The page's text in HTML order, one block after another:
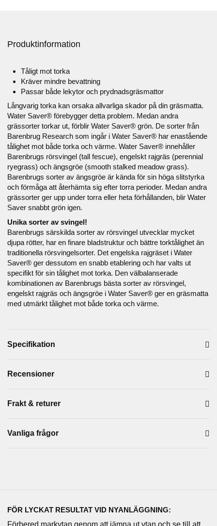
Produktinformation
Tåligt mot torka
Kräver mindre bevattning
Passar både lekytor och prydnadsgräsmattor
Långvarig torka kan orsaka allvarliga skador på din gräsmatta.
Water Saver® förebygger detta problem. Medan andra
grässorter torkar ut, förblir Water Saver® grön. De sorter från
Barenbrug Research som ingår i Water Saver® har enastående
tålighet mot både torka och värme. Water Saver® innehåller
Barenbrugs rörsvingel (tall fescue), engelskt rajgräs (perennial
ryegrass) och ängsgröe (smooth stalked meadow grass).
Barenbrugs sorter av ängsgröe är kända för sin höga slitstyrka
och förmåga att återhämta sig efter torra perioder. Medan andra
grässorter ger upp under torra eller heta förhållanden, blir Water
Saver snabbt grön igen.
Unika sorter av svingel!
Barenbrugs särskilda sorter av rörsvingel utvecklar mycket
djupa rötter, har en finare bladstruktur och bättre torktålighet än
traditionella rörsvingelsorter. Det engelska rajgräset i Water
Saver® ger dessutom en snabb etablering och har valts ut
specifikt för sin tålighet mot torka. Den välbalanserade
kombinationen av Barenbrugs bästa sorter av rörsvingel,
engelskt rajgräs och ängsgröe i Water Saver® ger en gräsmatta
med utmärkt tålighet mot både torka och värme.
Specifikation
Recensioner
Frakt & returer
Vanliga frågor
FÖR LYCKAT RESULTAT VID NYANLÄGGNING: